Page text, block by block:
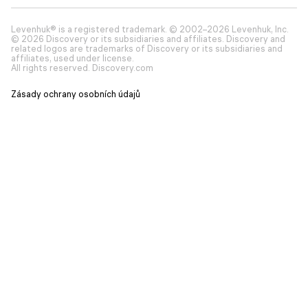
Levenhuk® is a registered trademark. © 2002–2026 Levenhuk, Inc.
© 2026 Discovery or its subsidiaries and affiliates. Discovery and
related logos are trademarks of Discovery or its subsidiaries and
affiliates, used under license.
All rights reserved. Discovery.com
Zásady ochrany osobních údajů